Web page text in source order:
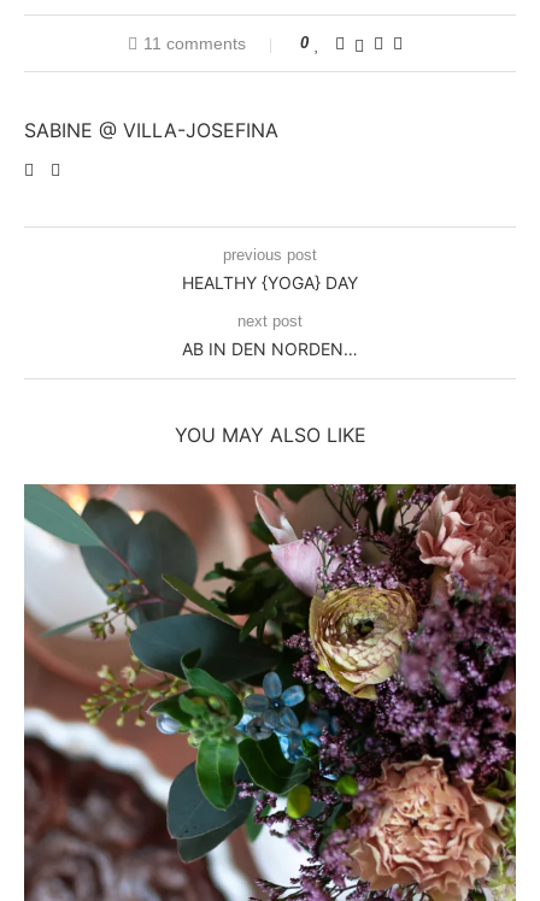
11 comments 0
SABINE @ VILLA-JOSEFINA
previous post
HEALTHY {YOGA} DAY
next post
AB IN DEN NORDEN…
YOU MAY ALSO LIKE